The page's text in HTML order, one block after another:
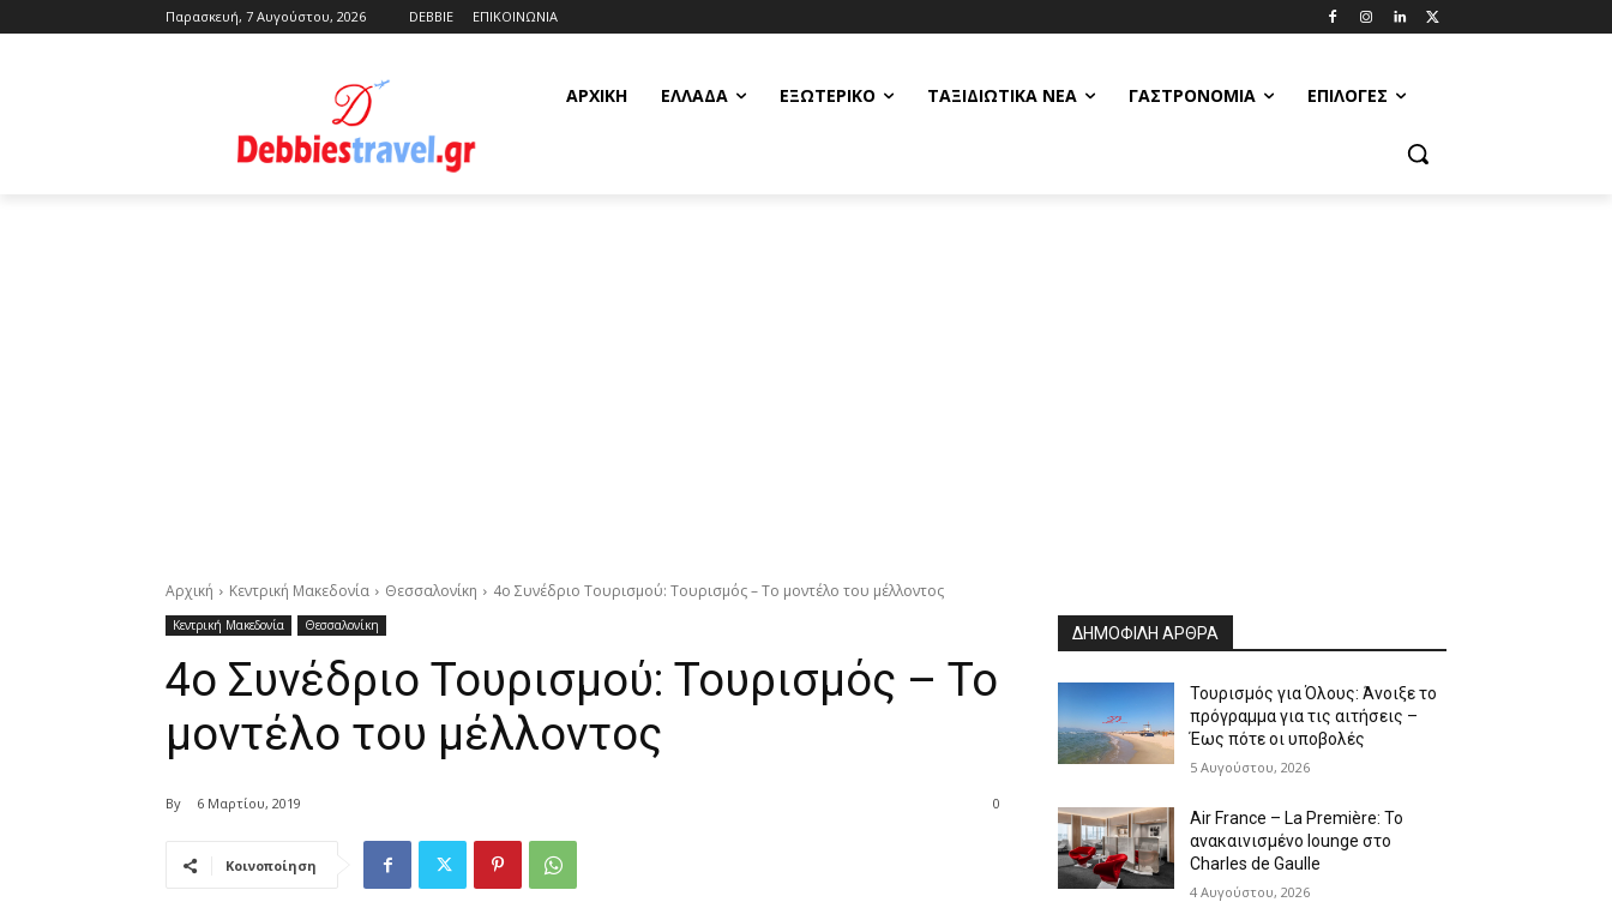
Παρασκευή, 7 Αυγούστου, 2026 DEBBIE ΕΠΙΚΟΙΝΩΝΙΑ
ΑΡΧΙΚΗ ΕΛΛΆΔΑ ΕΞΩΤΕΡΙΚΌ ΤΑΞΙΔΙΩΤΙΚΆ ΝΈΑ ΓΑΣΤΡΟΝΟΜΊΑ ΕΠΙΛΟΓΈΣ
Αρχική Κεντρική Μακεδονία Θεσσαλονίκη 4ο Συνέδριο Τουρισμού: Τουρισμός – Το μοντέλο του μέλλοντος
Κεντρική Μακεδονία Θεσσαλονίκη
4ο Συνέδριο Τουρισμού: Τουρισμός – Το
μοντέλο του μέλλοντος
By 6 Μαρτίου, 2019 0
Κοινοποίηση
ΔΗΜΟΦΙΛΗ ΑΡΘΡΑ
Τουρισμός για Όλους: Άνοιξε το
πρόγραμμα για τις αιτήσεις –
Έως πότε οι υποβολές
5 Αυγούστου, 2026
Air France – La Première: Το
ανακαινισμένο lounge στο
Charles de Gaulle
4 Αυγούστου, 2026